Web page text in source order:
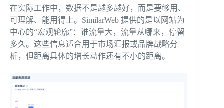
在实际工作中，数据不是越多越好，而是要够用、
可理解、能用得上。SimilarWeb 提供的是以网站为
中心的“宏观轮廓”：谁流量大，流量从哪来，停留
多久。这些信息适合用于市场汇报或品牌战略分
析，但距离具体的增长动作还有不小的距离。